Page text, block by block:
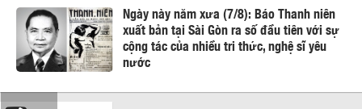
Ngày này năm xưa (7/8): Báo Thanh niên
xuất bản tại Sài Gòn ra số đầu tiên với sự
cộng tác của nhiều tri thức, nghệ sĩ yêu
nước